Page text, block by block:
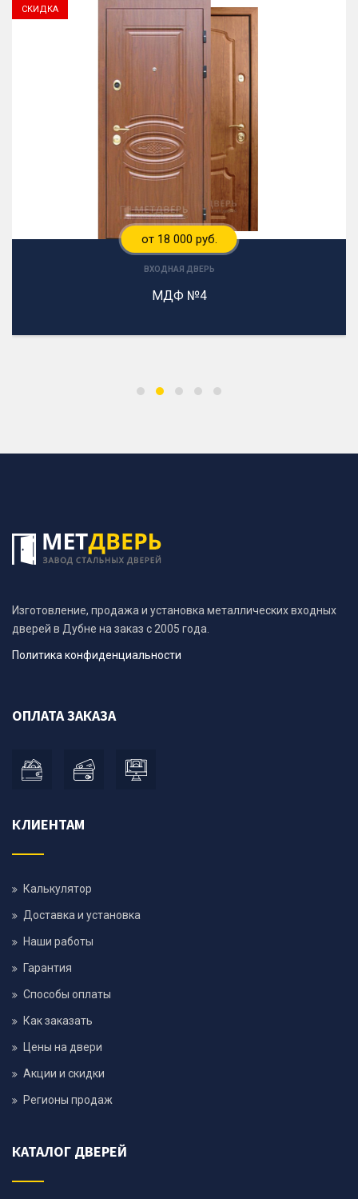
СКИДКА
от 18 000 руб.
ВХОДНАЯ ДВЕРЬ
МДФ №4
Изготовление, продажа и установка металлических входных
дверей в Дубне на заказ с 2005 года.
Политика конфиденциальности
ОПЛАТА ЗАКАЗА
КЛИЕНТАМ
Калькулятор
Доставка и установка
Наши работы
Гарантия
Способы оплаты
Как заказать
Цены на двери
Акции и скидки
Регионы продаж
КАТАЛОГ ДВЕРЕЙ